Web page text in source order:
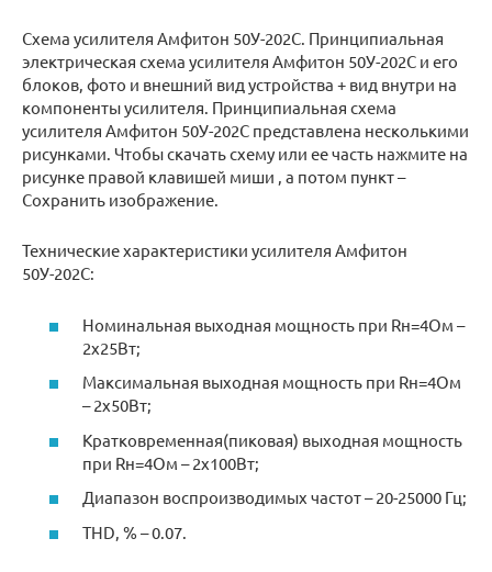
Схема усилителя Амфитон 50У-202С. Принципиальная
электрическая схема усилителя Амфитон 50У-202С и его
блоков, фото и внешний вид устройства + вид внутри на
компоненты усилителя. Принципиальная схема
усилителя Амфитон 50У-202С представлена несколькими
рисунками. Чтобы скачать схему или ее часть нажмите на
рисунке правой клавишей миши , а потом пункт –
Сохранить изображение.
Технические характеристики усилителя Амфитон
50У-202С:
Номинальная выходная мощность при Rн=4Ом –
2х25Вт;
Максимальная выходная мощность при Rн=4Ом
– 2х50Вт;
Кратковременная(пиковая) выходная мощность
при Rн=4Ом – 2х100Вт;
Диапазон воспроизводимых частот – 20-25000 Гц;
THD, % – 0.07.